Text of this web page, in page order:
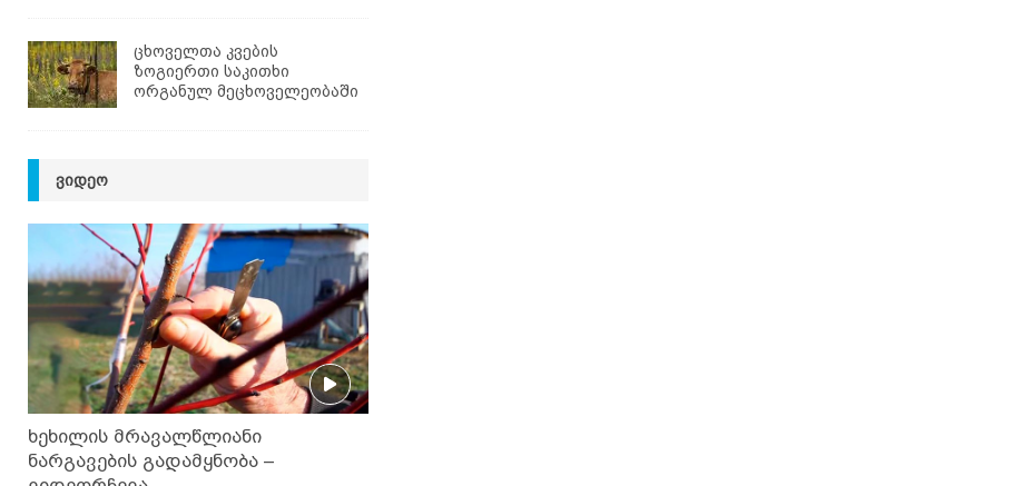
ცხოველთა კვების
ზოგიერთი საკითხი
ორგანულ მეცხოველეობაში
ᲕᲘᲓᲔᲝ
ხეხილის მრავალწლიანი
ნარგავების გადამყნობა –